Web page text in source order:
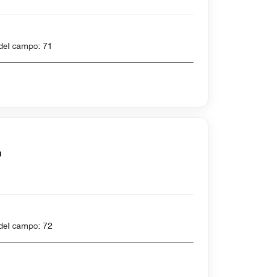
yardas , Par del campo: 71
yardas , Par del campo: 72